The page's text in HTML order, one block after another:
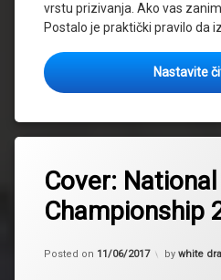
vrstu prizivanja. Ako vas
Postalo je praktički pravilo da
Nastavite
Cover: National
Championship
Posted on 11/06/2017
Updated on
by white
2017
državno
National